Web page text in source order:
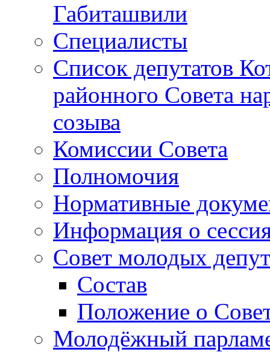
Габиташвили
Специалисты
Список депутатов
районного Совета
созыва
Комиссии Совета
Полномочия
Нормативные
Информация о
Совет молодых
Состав
Положение о
Молодёжный